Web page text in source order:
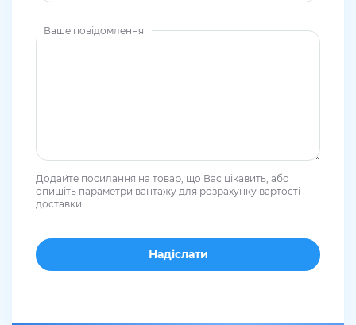
Ваше повідомлення
Додайте посилання на товар, що Вас цікавить, або
опишіть параметри вантажу для розрахунку вартості
доставки